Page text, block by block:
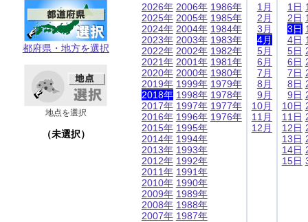
都府県・地方を選択
地点を選択
（未選択）
2026年
2025年
2024年
2023年
2022年
2021年
2020年
2019年
2018年
2017年
2016年
2015年
2014年
2013年
2012年
2011年
2010年
2009年
2008年
2007年
2006年
2005年
2004年
2003年
2002年
2001年
2000年
1999年
1998年
1997年
1996年
1995年
1994年
1993年
1992年
1991年
1990年
1989年
1988年
1987年
1986年
1985年
1984年
1983年
1982年
1981年
1980年
1979年
1978年
1977年
1976年
1月
2月
3月
4月
5月
6月
7月
8月
9月
10月
11月
12月
1日
2日
3日
4日
5日
6日
7日
8日
9日
10日
11日
12日
13日
14日
15日